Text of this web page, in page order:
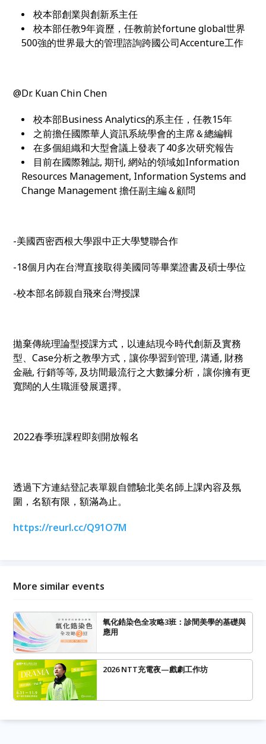
校本部創業與創新系主任
校本部任教9年資歷，任教前於fortune global世界
500強的世界最大的管理諮詢跨國公司Accenture工作
@Dr. Kuan Chin Chen
校本部Business Analytics的系主任，任教15年
之前擔任國際華人資訊系統學會的主席＆總編輯
在多個組織和大型會議上發表了40多次研究報告
目前在國際雜誌, 期刊, 網站的領域如Information
Resources Management, Information Systems and
Change Management 擔任副主編＆顧問
-美國西密西根大學跟中正大學雙聯合作
-18個月內在台灣直接取得美國同等畢業證書及碩士學位
-校本部名師親自飛來台灣授課
拋棄傳統理論型授課方式，以連結現今時代創新及實務
型、Case分析之教學方式，讓你學習到管理, 溝通, 財務
金融, 行銷等等, 及坊間最流行之大數據分析，讓你擁有更
寬闊的人生職涯發展選擇。
2022春季班課程即刻開放報名
透過下方連結登記表單親自體驗北美名師上課內容及氛
圍，名額有限，額滿為止。
https://reurl.cc/Q91O7M
More similar events
氧化鋯染色全攻略3班：診間美學的基礎與
應用
2026 NTT充電夜—戲劇工作坊